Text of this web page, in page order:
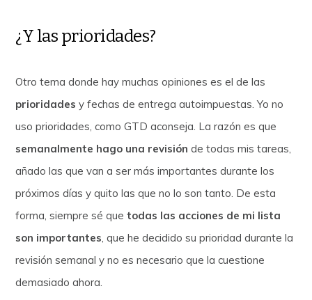
¿Y las prioridades?
Otro tema donde hay muchas opiniones es el de las
prioridadesy fechas de entrega autoimpuestas. Yo no
uso prioridades, como GTD aconseja. La razón es que
semanalmente hago una revisión de todas mis tareas,
añado las que van a ser más importantes durante los
próximos días y quito las que no lo son tanto. De esta
forma, siempre sé quetodas las acciones de mi lista
son importantes, que he decidido su prioridad durante la
revisión semanal y no es necesario que la cuestione
demasiado ahora.